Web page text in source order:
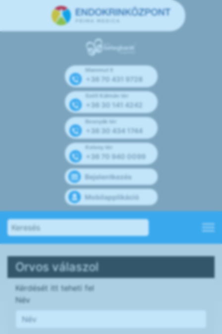
Mammut II
+36 70 431 9728
Széll Kálmán tér
+36 30 141 4242
Bosnyák tér
+36 30 434 1744
Kolosy tér
+36 70 940 0099
Bejelentkezés
Mobilapplikáció
Orvos válaszol
Kérdését itt teheti fel
Név